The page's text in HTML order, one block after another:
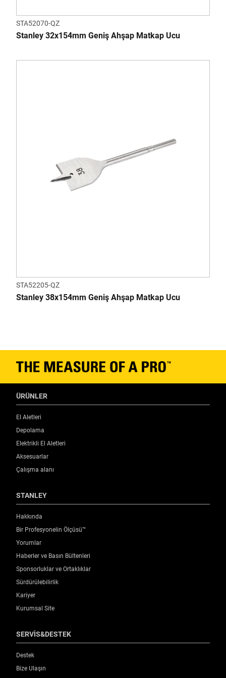
STA52070-QZ
Stanley 32x154mm Geniş Ahşap Matkap Ucu
STA52205-QZ
Stanley 38x154mm Geniş Ahşap Matkap Ucu
ÜRÜNLER
El Aletleri
Depolama
Elektrikli El Aletleri
Aksesuarlar
Çalışma alanı
STANLEY
Hakkında
Bir Profesyonelin Ölçüsü™
Yorumlar
Haberler ve Basın Bültenleri
Sponsorluklar ve Ortaklıklar
Sürdürülebilirlik
Kariyer
Kurumsal Site
SERVİS&DESTEK
Destek
Bize Ulaşın